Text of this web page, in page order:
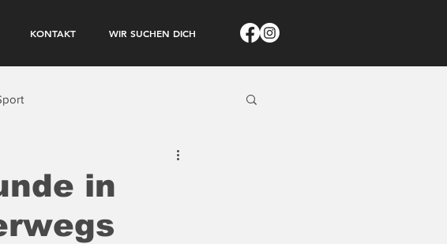
KONTAKT WIR SUCHEN DICH
in